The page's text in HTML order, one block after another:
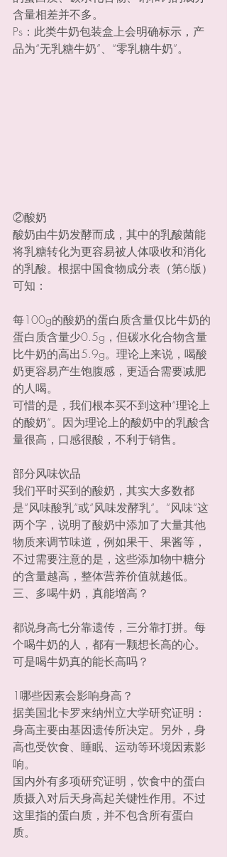
含量相差并不多。
Ps：此类牛奶包装盒上会明确标示，产
品为“无乳糖牛奶”、“零乳糖牛奶”。
②酸奶
酸奶由牛奶发酵而成，其中的乳酸菌能
将乳糖转化为更容易被人体吸收和消化
的乳酸。根据中国食物成分表（第6版）
可知：
每100g的酸奶的蛋白质含量仅比牛奶的
蛋白质含量少0.5g，但碳水化合物含量
比牛奶的高出5.9g。理论上来说，喝酸
奶更容易产生饱腹感，更适合需要减肥
的人喝。
可惜的是，我们根本买不到这种“理论上
的酸奶“。因为理论上的酸奶中的乳酸含
量很高，口感很酸，不利于销售。
部分风味饮品
我们平时买到的酸奶，其实大多数都
是“风味酸乳“或“风味发酵乳“。“风味“这
两个字，说明了酸奶中添加了大量其他
物质来调节味道，例如果干、果酱等，
不过需要注意的是，这些添加物中糖分
的含量越高，整体营养价值就越低。
三、多喝牛奶，真能增高？
都说身高七分靠遗传，三分靠打拼。每
个喝牛奶的人，都有一颗想长高的心。
可是喝牛奶真的能长高吗？
1哪些因素会影响身高？
据美国北卡罗来纳州立大学研究证明：
身高主要由基因遗传所决定。另外，身
高也受饮食、睡眠、运动等环境因素影
响。
国内外有多项研究证明，饮食中的蛋白
质摄入对后天身高起关键性作用。不过
这里指的蛋白质，并不包含所有蛋白
质。